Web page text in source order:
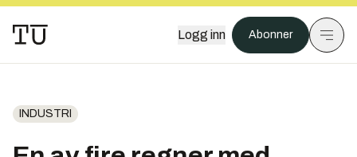
Logg inn Abonner
INDUSTRI